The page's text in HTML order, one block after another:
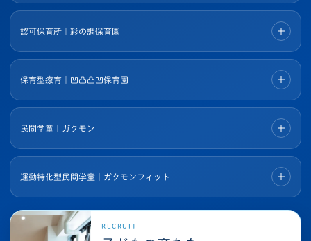
認可保育所｜彩の調保育園
保育型療育｜凹凸凸凹保育園
民間学童｜ガクモン
運動特化型民間学童｜ガクモンフィット
RECRUIT